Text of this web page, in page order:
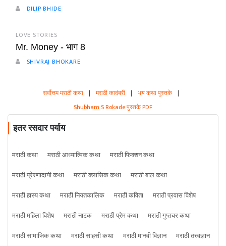
DILIP BHIDE
LOVE STORIES
Mr. Money - भाग 8
SHIVRAJ BHOKARE
सर्वोत्तम मराठी कथा | मराठी कादंबरी | भय कथा पुस्तके |
Shubham S Rokade पुस्तके PDF
इतर रसदार पर्याय
मराठी कथा मराठी आध्यात्मिक कथा
मराठी फिक्शन कथा
मराठी प्रेरणादायी कथा
मराठी क्लासिक कथा
मराठी बाल कथा
मराठी हास्य कथा
मराठी नियतकालिक मराठी कविता
मराठी प्रवास विशेष
मराठी महिला विशेष
मराठी नाटक मराठी प्रेम कथा
मराठी गुप्तचर कथा
मराठी सामाजिक कथा
मराठी साहसी कथा मराठी मानवी विज्ञान
मराठी तत्त्वज्ञान